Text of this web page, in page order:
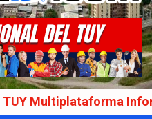
Informativa